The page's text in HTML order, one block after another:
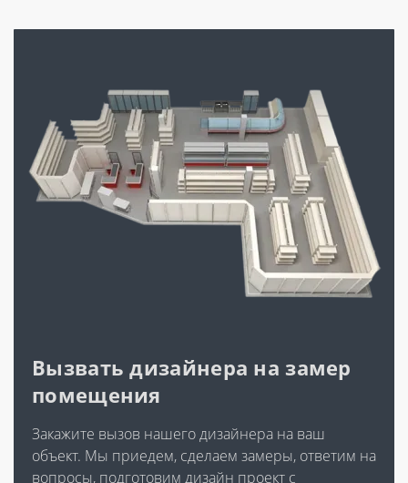
Вызвать дизайнера на замер
помещения
Закажите вызов нашего дизайнера на ваш
объект. Мы приедем, сделаем замеры, ответим на
вопросы, подготовим дизайн проект с